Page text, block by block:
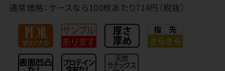
通常価格：ケースなら100枚あたり714円（税抜）